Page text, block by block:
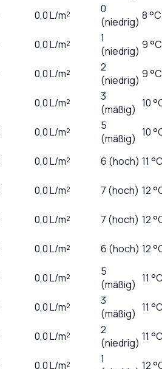
0,0L/m²
0
(niedrig) 8 °C
0,0L/m²
1
(niedrig) 9 °C
0,0L/m²
2
(niedrig) 9 °C
0,0L/m²
3
(mäßig) 10
0,0L/m²
5
(mäßig) 10
0,0L/m² 6 (hoch) 11
0,0L/m² 7 (hoch) 12
0,0L/m² 7 (hoch) 12
0,0L/m² 6 (hoch) 12
0,0L/m²
5
(mäßig) 11
0,0L/m²
3
(mäßig) 11
0,0L/m²
2
(niedrig) 11
0,0L/m²
1
12